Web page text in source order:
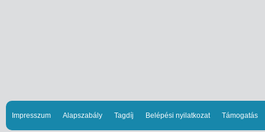
Impresszum Alapszabály Tagdíj Belépési nyilatkozat Támogatás